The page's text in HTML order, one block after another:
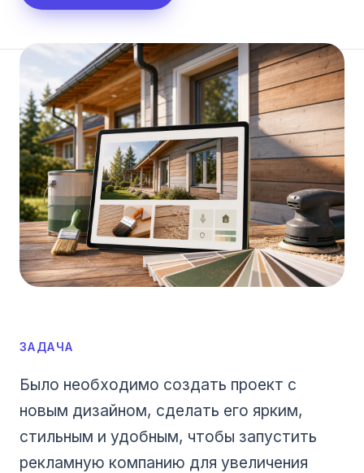
ЗАДАЧА
Было необходимо создать проект с
новым дизайном, сделать его ярким,
стильным и удобным, чтобы запустить
рекламную компанию для увеличения